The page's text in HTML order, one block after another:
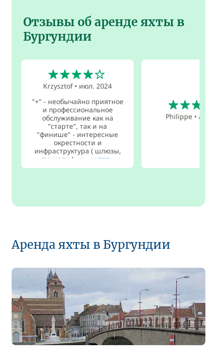
Отзывы об аренде яхты в
Бургундии
Krzysztof• июл. 2024
"+" - необычайно приятное
и профессиональное
обслуживание как на
"старте", так и на
"финише" - интересные
окрестности и
инфраструктура ( шлюзы,
туннели ) - у... читать
дальше
Philippe• апр.
Аренда яхты в Бургундии